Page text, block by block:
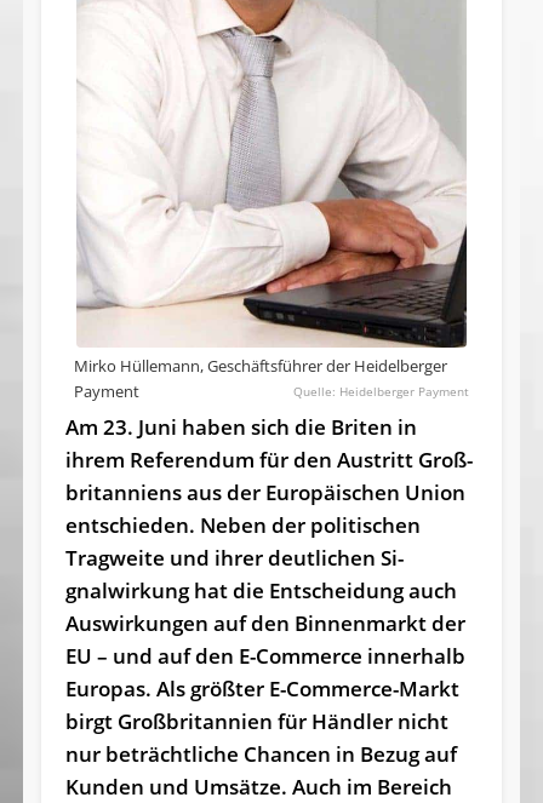
Mirko Hüllemann, Geschäftsführer der Heidelberger
Payment
Heidelberger Payment
Am 23. Juni haben sich die Briten in
ihrem Referendum für den Austritt Groß­
bri­tan­niens aus der Eu­ropäi­schen Uni­on
ent­schieden. Ne­ben der politi­schen
Tragweite und ih­rer deutli­chen Si­
gnalwirkung hat die Ent­scheidung auch
Aus­wirkun­gen auf den Binnen­markt der
EU – und auf den E-Commerce inn­erhalb
Eu­ropas. Als größ­ter E-Commerce-Markt
birgt Großbritanni­en für Händler nicht
nur be­trächtli­che Chan­cen in Bezug auf
Kun­den und Umsät­ze. Auch im Be­reich